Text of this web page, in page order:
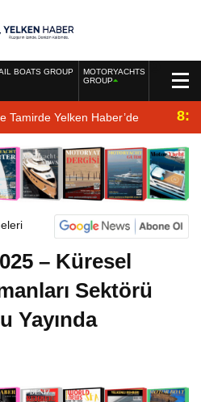
BOATS GROUP
MOTORYACHTS
GROUP
Tamirde Yelken Haber’de
– Küresel
Sektörü
Yayında